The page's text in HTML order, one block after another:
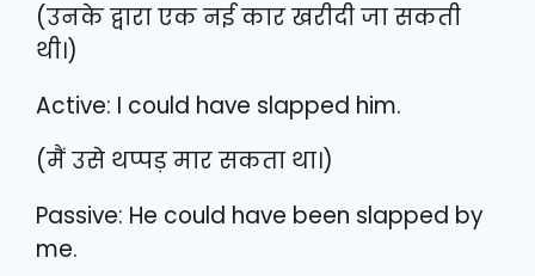
(उनके द्वारा एक नई कार खरीदी जा सकती
थी।)
Active: I could have slapped him.
(मैं उसे थप्पड़ मार सकता था।)
Passive: He could have been slapped by
me.